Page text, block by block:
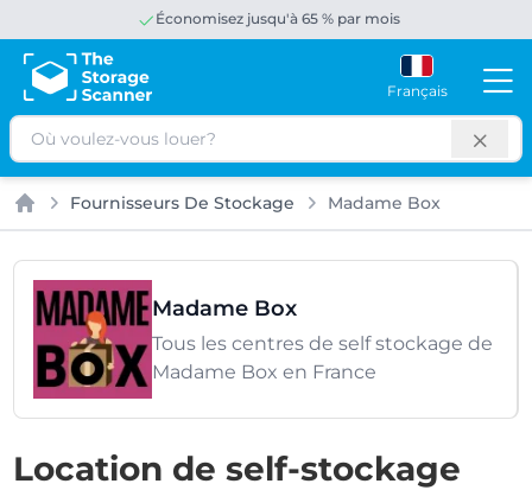
Économisez jusqu'à 65 % par mois
Français
Rechercher
Accueil
Fournisseurs De Stockage Madame Box
Madame Box
Tous les centres de self stockage de
Madame Box en France
Location de self-stockage